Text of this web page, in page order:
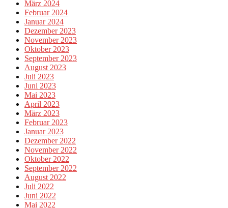
März 2024
Februar 2024
Januar 2024
Dezember 2023
November 2023
Oktober 2023
September 2023
August 2023
Juli 2023
Juni 2023
Mai 2023
April 2023
März 2023
Februar 2023
Januar 2023
Dezember 2022
November 2022
Oktober 2022
September 2022
August 2022
Juli 2022
Juni 2022
Mai 2022